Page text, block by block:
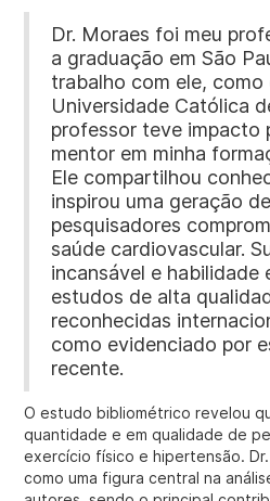
Dr. Moraes foi meu
a graduação em São
trabalho com ele,
Universidade Católica
professor teve impacto
mentor em minha
Ele compartilhou
inspirou uma geração de
pesquisadores
saúde cardiovascular.
incansável e habilidade
estudos de alta
reconhecidas
como evidenciado por
recente.
O estudo bibliométrico revelou
quantidade e em qualidade de
exercício físico e hipertensão.
como uma figura central na